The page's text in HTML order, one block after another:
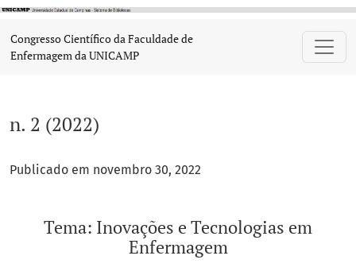
n. 2 (2022): Tema: Inovações e Tecnologias em Enfermagem
Congresso Científico da Faculdade de
Enfermagem da UNICAMP
n. 2 (2022)
Publicado em novembro 30, 2022
Tema: Inovações e Tecnologias em
Enfermagem